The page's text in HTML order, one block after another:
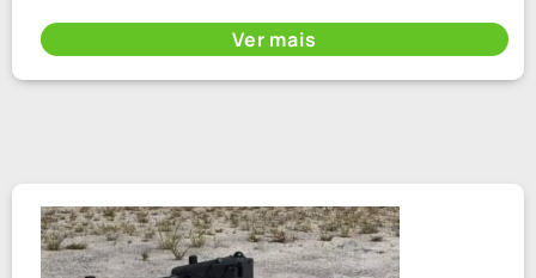
Ver mais